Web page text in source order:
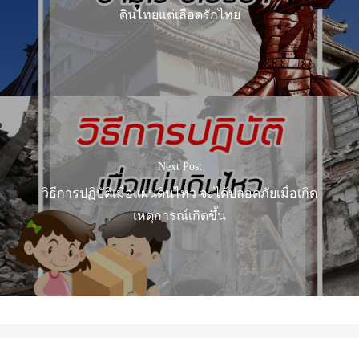
ดินไทยแต่เลือดรักไทย
Next Post
วิธีการปฏิบัติเมื่อแผ่นดินไหว จะได้ปลอดภัยเมื่อเกิด
เหตุการณ์เกิดขึ้น